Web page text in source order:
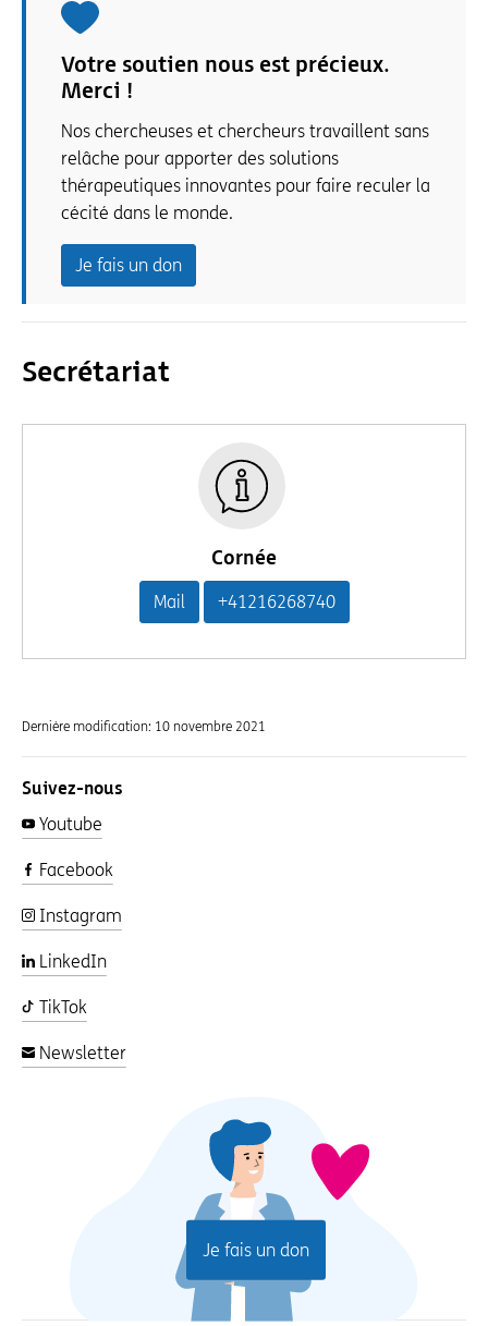
Votre soutien nous est précieux.
Merci !
Nos chercheuses et chercheurs travaillent sans
relâche pour apporter des solutions
thérapeutiques innovantes pour faire reculer la
cécité dans le monde.
Je fais un don
Secrétariat
Cornée
Mail +41216268740
Dernière modification: 10 novembre 2021
Suivez-nous
Youtube
Facebook
Instagram
LinkedIn
TikTok
Newsletter
Je fais un don